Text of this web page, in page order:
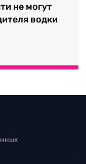
не могут
водки